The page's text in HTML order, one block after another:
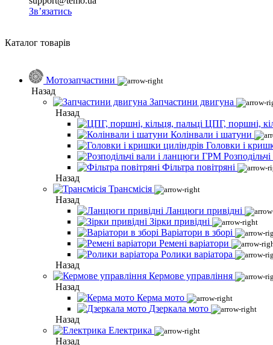
Зв’язатись
Каталог товарів
Мотозапчастини
Назад
Запчастини двигуна
Назад
ЦПГ, поршні,
Колінвали і шатуни
Головки і
Фільтра повітряні
Назад
Трансмісія
Назад
Ланцюги привідні
Зірки привідні
Варіатори в зборі
Ремені варіатори
Ролики варіатора
Назад
Кермове управління
Назад
Керма мото
Дзеркала мото
Назад
Електрика
Назад